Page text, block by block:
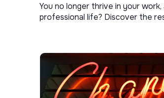
You no longer thrive in your
professional life? Discover the